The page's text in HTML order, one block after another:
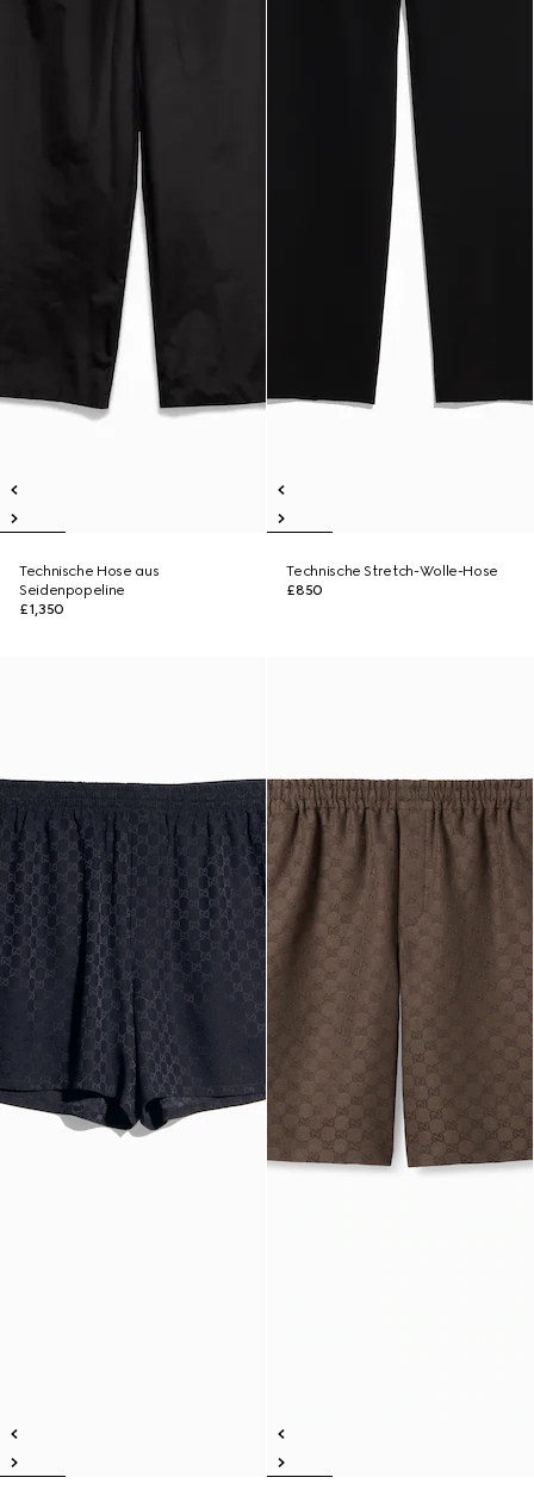
Technische Hose aus
Seidenpopeline
£1,350
Technische Stretch-Wolle-Hose
£850